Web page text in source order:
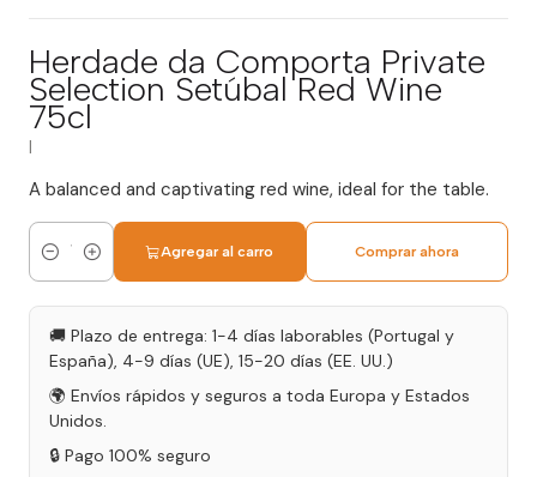
Herdade da Comporta Private
Selection Setúbal Red Wine
75cl
A balanced and captivating red wine, ideal for the table.
Cantidad
Agregar al carro Comprar ahora
🚚 Plazo de entrega: 1-4 días laborables (Portugal y
España), 4-9 días (UE), 15-20 días (EE. UU.)
🌍 Envíos rápidos y seguros a toda Europa y Estados
Unidos.
🔒 Pago 100% seguro